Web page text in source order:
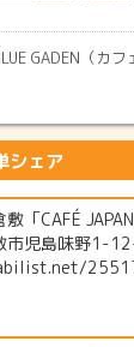
GADEN（カ
ェア
敷「CAFÉ
市児島味野1-